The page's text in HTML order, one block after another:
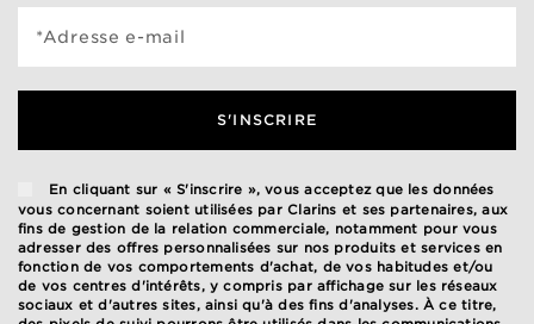
*Adresse e-mail
S'INSCRIRE
En cliquant sur « S'inscrire », vous acceptez que les données
vous concernant soient utilisées par Clarins et ses partenaires, aux
fins de gestion de la relation commerciale, notamment pour vous
adresser des offres personnalisées sur nos produits et services en
fonction de vos comportements d'achat, de vos habitudes et/ou
de vos centres d'intérêts, y compris par affichage sur les réseaux
sociaux et d'autres sites, ainsi qu'à des fins d'analyses. À ce titre,